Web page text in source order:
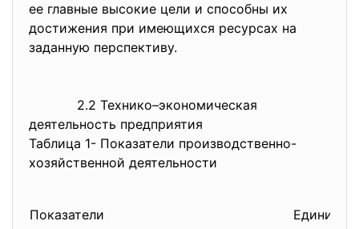
ее главные высокие цели и способны их
достижения при имеющихся ресурсах на
заданную перспективу.
2.2 Технико–экономическая
деятельность предприятия
Таблица 1- Показатели производственно-
хозяйственной деятельности
Показатели
Единица